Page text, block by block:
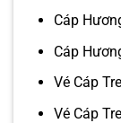
Cáp
Cáp
Vé Cáp
Vé Cáp